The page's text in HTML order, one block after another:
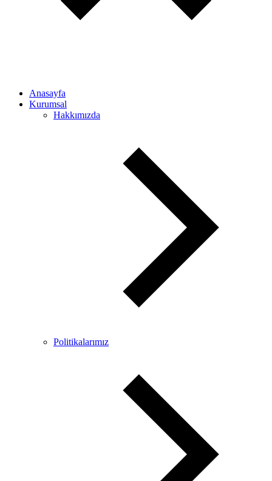
Anasayfa
Kurumsal
Hakkımızda
Politikalarımız